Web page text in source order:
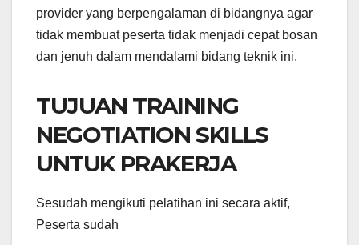
provider yang berpengalaman di bidangnya agar
tidak membuat peserta tidak menjadi cepat bosan
dan jenuh dalam mendalami bidang teknik ini.
TUJUAN TRAINING
NEGOTIATION SKILLS
UNTUK PRAKERJA
Sesudah mengikuti pelatihan ini secara aktif,
Peserta sudah